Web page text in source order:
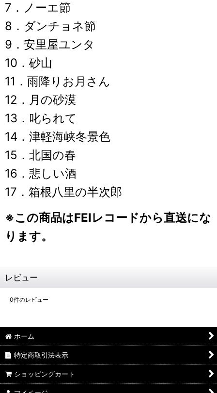
7．ノーエ節
8．ダンチョネ節
9．安里屋ユンタ
10．砂山
11．雨降りお月さん
12．月の砂漠
13．叱られて
14．津軽海峡冬景色
15．北国の春
16．悲しい酒
17．箱根八里の半次郎
※この商品はFEIレコードから直送にな
ります。
レビュー
0件のレビュー
ホーム
特定商取引法表示
ショッピングカート